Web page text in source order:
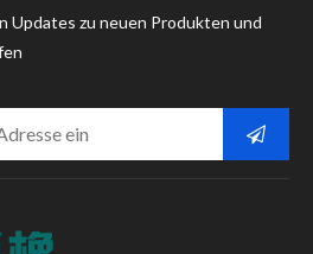
Updates zu neuen Produkten und